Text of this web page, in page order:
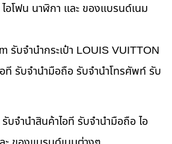
อโฟน นาฬิกา และ ของแบรนด์เนม
รับจำนำกระเป๋า LOUIS VUITTON
ที รับจำนำมือถือ รับจำนำโทรศัพท์ รับ
บจำนำสินค้าไอที รับจำนำมือถือ ไอ